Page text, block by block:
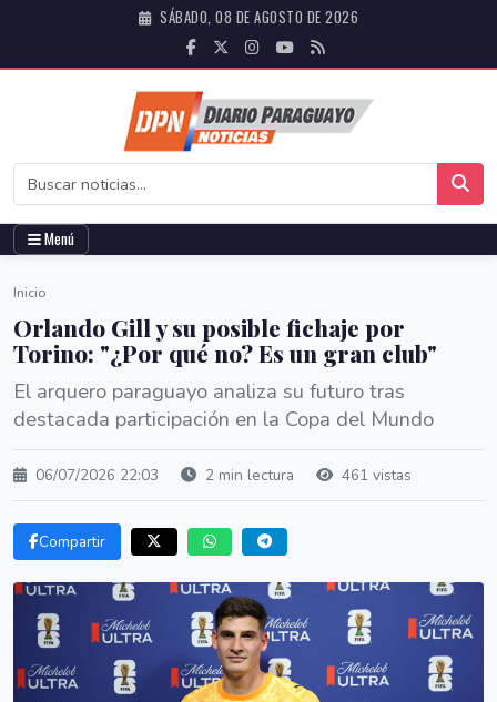
SÁBADO, 08 DE AGOSTO DE 2026
Menú
Inicio
Orlando Gill y su posible fichaje por
Torino: "¿Por qué no? Es un gran club"
El arquero paraguayo analiza su futuro tras
destacada participación en la Copa del Mundo
06/07/2026 22:03 2 min lectura 461 vistas
Compartir